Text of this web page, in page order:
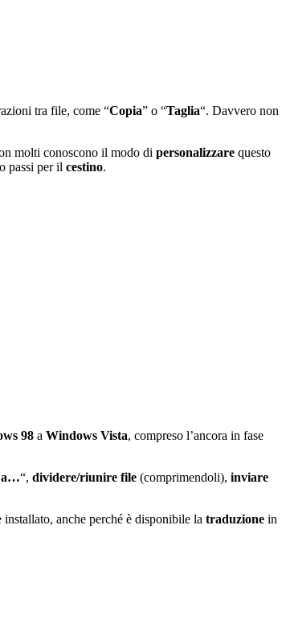
tra file, come “Copia” o “Taglia“. Davvero non
molti conoscono il modo di personalizzare questo
passi per il cestino.
98 a Windows Vista, compreso l’ancora in fase
a…“, dividere/riunire file (comprimendoli), inviare
installato, anche perché è disponibile la traduzione in